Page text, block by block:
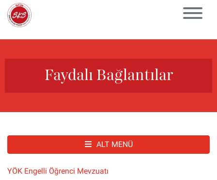
Faydalı Bağlantılar
ALT MENÜ
YÖK Engelli Öğrenci Mevzuatı